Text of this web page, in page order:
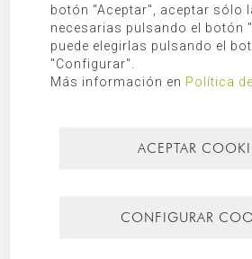
CATEGORÍAS
Más recientes Más leídos
botón "Aceptar", aceptar sólo
necesarias pulsando el botón
puede elegirlas pulsando el
"Configurar".
Más información en Política
ACEPTAR
CONFIGURAR